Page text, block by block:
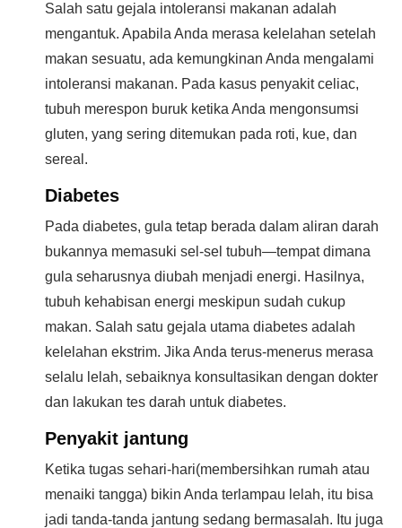
Salah satu gejala intoleransi makanan adalah
mengantuk. Apabila Anda merasa kelelahan setelah
makan sesuatu, ada kemungkinan Anda mengalami
intoleransi makanan. Pada kasus penyakit celiac,
tubuh merespon buruk ketika Anda mengonsumsi
gluten, yang sering ditemukan pada roti, kue, dan
sereal.
Diabetes
Pada diabetes, gula tetap berada dalam aliran darah
bukannya memasuki sel-sel tubuh—tempat dimana
gula seharusnya diubah menjadi energi. Hasilnya,
tubuh kehabisan energi meskipun sudah cukup
makan. Salah satu gejala utama diabetes adalah
kelelahan ekstrim. Jika Anda terus-menerus merasa
selalu lelah, sebaiknya konsultasikan dengan dokter
dan lakukan tes darah untuk diabetes.
Penyakit jantung
Ketika tugas sehari-hari(membersihkan rumah atau
menaiki tangga) bikin Anda terlampau lelah, itu bisa
jadi tanda-tanda jantung sedang bermasalah. Itu juga